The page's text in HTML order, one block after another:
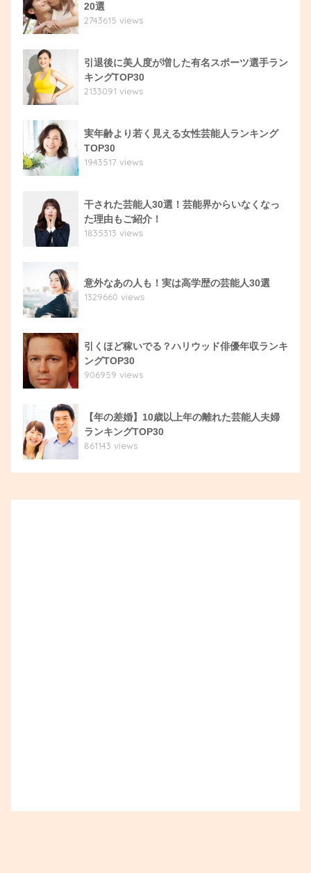
20選
2743615 views
引退後に美人度が増した有名スポーツ選手ラン
キングTOP30
2133091 views
実年齢より若く見える女性芸能人ランキング
TOP30
1943517 views
干された芸能人30選！芸能界からいなくなっ
た理由もご紹介！
1835313 views
意外なあの人も！実は高学歴の芸能人30選
1329660 views
引くほど稼いでる？ハリウッド俳優年収ランキ
ングTOP30
906959 views
【年の差婚】10歳以上年の離れた芸能人夫婦
ランキングTOP30
861143 views